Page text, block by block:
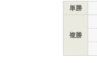
単勝
複勝